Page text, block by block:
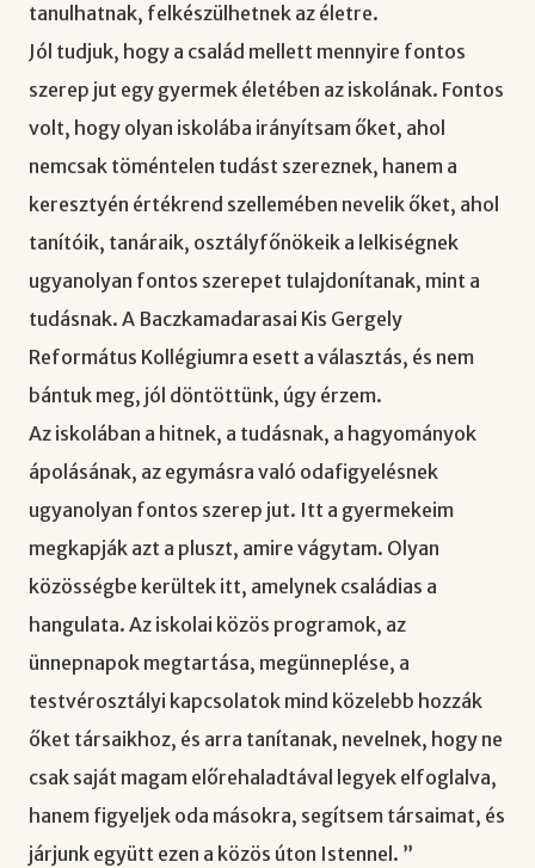
tanulhatnak, felkészülhetnek az életre.
Jól tudjuk, hogy a család mellett mennyire fontos
szerep jut egy gyermek életében az iskolának. Fontos
volt, hogy olyan iskolába irányítsam őket, ahol
nemcsak töméntelen tudást szereznek, hanem a
keresztyén értékrend szellemében nevelik őket, ahol
tanítóik, tanáraik, osztályfőnökeik a lelkiségnek
ugyanolyan fontos szerepet tulajdonítanak, mint a
tudásnak. A Baczkamadarasai Kis Gergely
Református Kollégiumra esett a választás, és nem
bántuk meg, jól döntöttünk, úgy érzem.
Az iskolában a hitnek, a tudásnak, a hagyományok
ápolásának, az egymásra való odafigyelésnek
ugyanolyan fontos szerep jut. Itt a gyermekeim
megkapják azt a pluszt, amire vágytam. Olyan
közösségbe kerültek itt, amelynek családias a
hangulata. Az iskolai közös programok, az
ünnepnapok megtartása, megünneplése, a
testvérosztályi kapcsolatok mind közelebb hozzák
őket társaikhoz, és arra tanítanak, nevelnek, hogy ne
csak saját magam előrehaladtával legyek elfoglalva,
hanem figyeljek oda másokra, segítsem társaimat, és
járjunk együtt ezen a közös úton Istennel. ”